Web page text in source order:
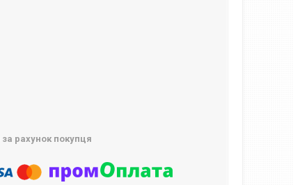
за рахунок покупця